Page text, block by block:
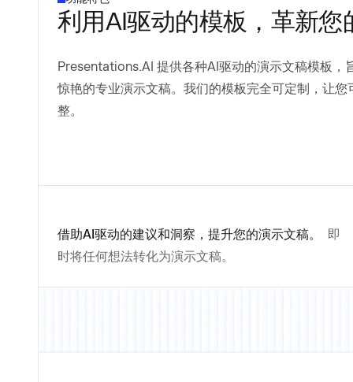
利用AI驱动的模板，革新您
Presentations.AI 提供各种AI驱动的演示文稿模板，
惊艳的专业演示文稿。我们的模板完全可定制，让
整。
借助AI驱动的建议和洞察，提升您的演示文稿。
即
时将任何想法转化为演示文稿。